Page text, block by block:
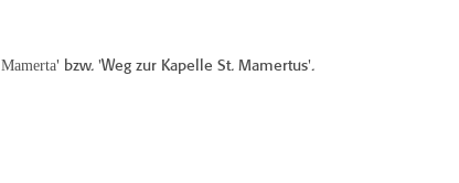
Mamerta' bzw. 'Weg zur Kapelle St. Mamertus'.